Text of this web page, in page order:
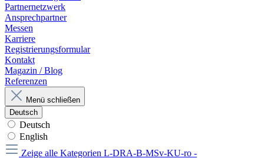
Partnernetzwerk
Ansprechpartner
Messen
Karriere
Registrierungsformular
Kontakt
Magazin / Blog
Referenzen
Menü schließen
Deutsch
Deutsch
English
Zeige alle Kategorien L-DRA-B-MSv-KU-ro -